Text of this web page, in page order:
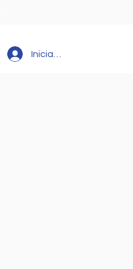
Iniciar sesión